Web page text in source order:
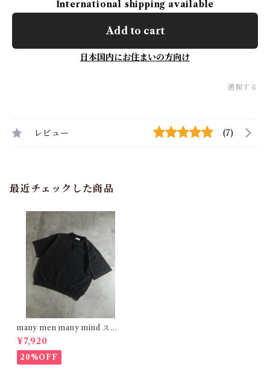
International shipping available
Add to cart
日本国内にお住まいの方向け
通報する
レビュー (7)
最近チェックした商品
many men many mind スノ
ーウォッシュ ニットポロシャ
ツ ネイビー M2611010
¥7,920
20%OFF